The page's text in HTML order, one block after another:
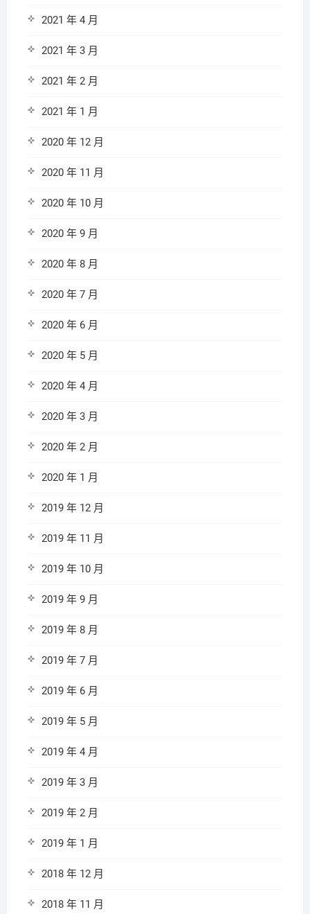
2021 年 4 月
2021 年 3 月
2021 年 2 月
2021 年 1 月
2020 年 12 月
2020 年 11 月
2020 年 10 月
2020 年 9 月
2020 年 8 月
2020 年 7 月
2020 年 6 月
2020 年 5 月
2020 年 4 月
2020 年 3 月
2020 年 2 月
2020 年 1 月
2019 年 12 月
2019 年 11 月
2019 年 10 月
2019 年 9 月
2019 年 8 月
2019 年 7 月
2019 年 6 月
2019 年 5 月
2019 年 4 月
2019 年 3 月
2019 年 2 月
2019 年 1 月
2018 年 12 月
2018 年 11 月